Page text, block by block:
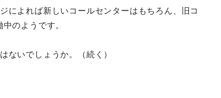
によれば新しいコールセンターはもちろん、旧コ
のようです。
ないでしょうか。（続く）